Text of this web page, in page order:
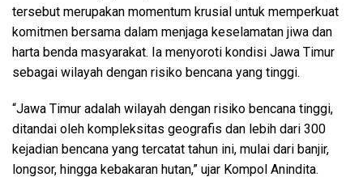
tersebut merupakan momentum krusial untuk memperkuat
komitmen bersama dalam menjaga keselamatan jiwa dan
harta benda masyarakat. Ia menyoroti kondisi Jawa Timur
sebagai wilayah dengan risiko bencana yang tinggi.
“Jawa Timur adalah wilayah dengan risiko bencana tinggi,
ditandai oleh kompleksitas geografis dan lebih dari 300
kejadian bencana yang tercatat tahun ini, mulai dari banjir,
longsor, hingga kebakaran hutan,” ujar Kompol Anindita.